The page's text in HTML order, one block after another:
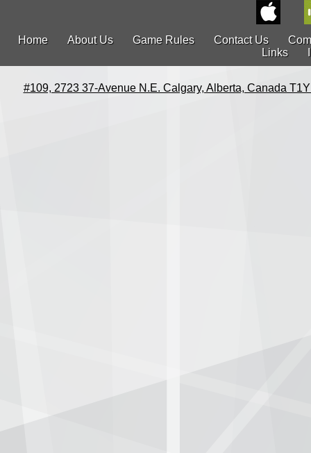
Home About Us Game Rules Contact Us
Links
#109, 2723 37-Avenue N.E. Calgary, Alberta, Canada